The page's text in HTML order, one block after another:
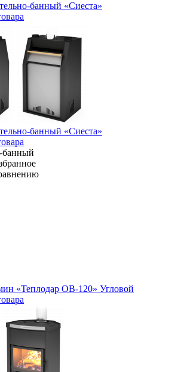
банный «Сиеста»
банный «Сиеста»
банный
«Теплодар ОВ-120» Угловой